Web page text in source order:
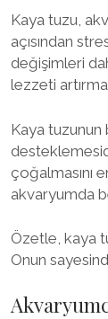
Kaya tuzu,
açısından
değişimleri
lezzeti
Kaya tuzunun
çoğalmasını
akvaryumda
Özetle, kaya
Onun